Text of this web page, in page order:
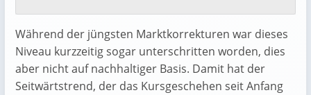
Während der jüngsten Marktkorrekturen war dieses
Niveau kurzzeitig sogar unterschritten worden, dies
aber nicht auf nachhaltiger Basis. Damit hat der
Seitwärtstrend, der das Kursgeschehen seit Anfang